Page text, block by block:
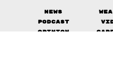
News
Podcast
Opinion